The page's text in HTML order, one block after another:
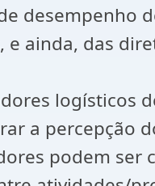
desempenho
e ainda, das
logísticos
a percepção
podem ser